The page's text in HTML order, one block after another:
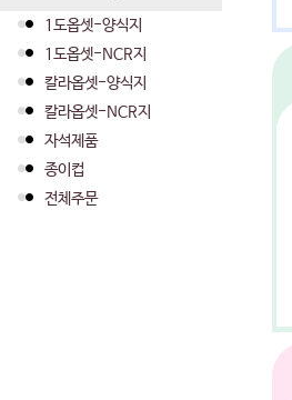
1도옵셋-양식지
1도옵셋-NCR지
칼라옵셋-양식지
칼라옵셋-NCR지
자석제품
종이컵
전체주문